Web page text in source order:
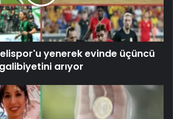
yenerek evinde üçüncü
galibiyetini arıyor